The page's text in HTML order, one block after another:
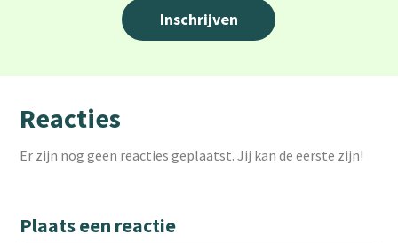
Reacties
Er zijn nog geen reacties geplaatst. Jij kan de eerste zijn!
Plaats een reactie